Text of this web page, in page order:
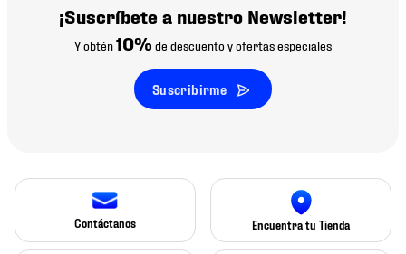
¡Suscríbete a nuestro Newsletter!
Y obtén10% de descuento y ofertas especiales
Suscribirme
Contáctanos Encuentra tu Tienda